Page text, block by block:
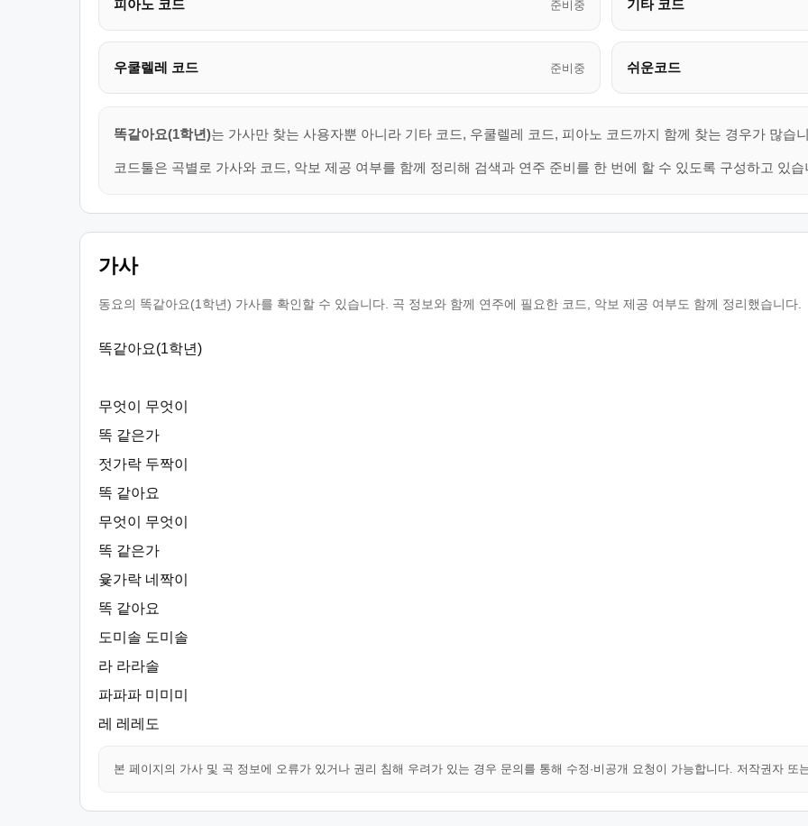
피아노 코드 준비중 기타 코드
우쿨렐레 코드 준비중 쉬운코드
똑같아요(1학년)는 가사만 찾는 사용자뿐 아니라 기타 코드, 우쿨렐레 코드, 피아노 코드까지 함께 찾는 경우가 많습
코드툴은 곡별로 가사와 코드, 악보 제공 여부를 함께 정리해 검색과 연주 준비를 한 번에 할 수 있도록 구성하고 있습
가사
동요의 똑같아요(1학년) 가사를 확인할 수 있습니다. 곡 정보와 함께 연주에 필요한 코드, 악보 제공 여부도 함께 정리했습니다.
똑같아요(1학년)
무엇이 무엇이
똑 같은가
젓가락 두짝이
똑 같아요
무엇이 무엇이
똑 같은가
윷가락 네짝이
똑 같아요
도미솔 도미솔
라 라라솔
파파파 미미미
레 레레도
본 페이지의 가사 및 곡 정보에 오류가 있거나 권리 침해 우려가 있는 경우 문의를 통해 수정·비공개 요청이 가능합니다. 저작권자